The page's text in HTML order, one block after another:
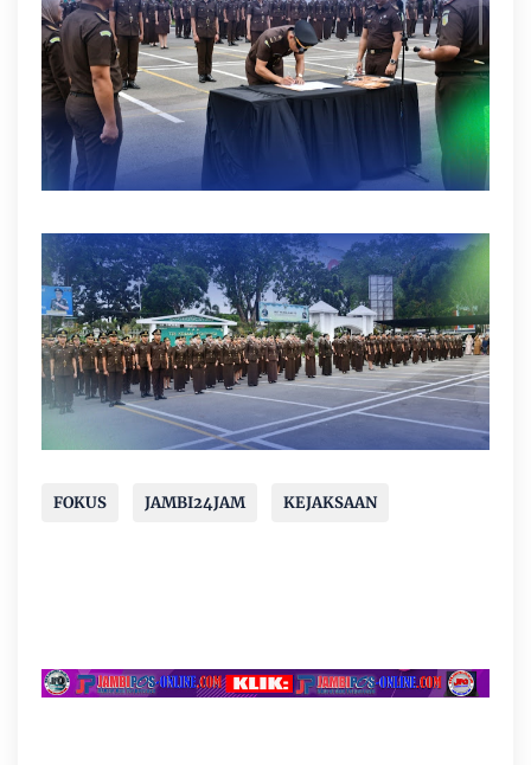
FOKUS JAMBI24JAM KEJAKSAAN